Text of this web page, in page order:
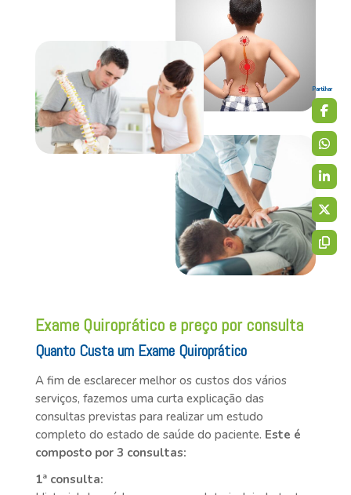
Exame Quiroprático e preço por consulta
Quanto Custa um Exame Quiroprático
A fim de esclarecer melhor os custos dos vários
serviços, fazemos uma curta explicação das
consultas previstas para realizar um estudo
completo do estado de saúde do paciente. Este é
composto por 3 consultas:
1ª consulta:
Partilhar